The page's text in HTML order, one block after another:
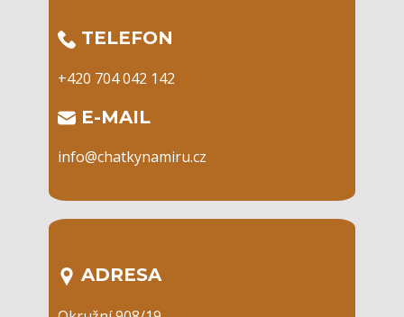
​TELEFON
+420 704 042 142
​E-MAIL
info@chatkynamiru.cz
ADRESA